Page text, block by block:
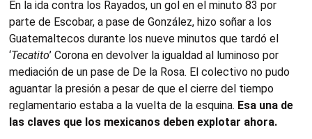
En la ida contra los Rayados, un gol en el minuto 83 por
parte de Escobar, a pase de González, hizo soñar a los
Guatemaltecos durante los nueve minutos que tardó el
‘Tecatito’ Corona en devolver la igualdad al luminoso por
mediación de un pase de De la Rosa. El colectivo no pudo
aguantar la presión a pesar de que el cierre del tiempo
reglamentario estaba a la vuelta de la esquina. Esa una de
las claves que los mexicanos deben explotar ahora.